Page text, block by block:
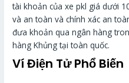
tài khoản của xe pkl giá dưới
và an toàn và chính xác an
đưa khoản qua ngân hàng
hàng Khủng tại toàn quốc.
Ví Điện Tử Phổ Biến